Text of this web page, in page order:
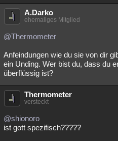
A.Darko
ehemaliges Mitglied
@Thermometer
Anfeindungen wie du sie von dir
ein Unding. Wer bist du, dass du
überflüssig ist?
Thermometer
versteckt
@shionoro
ist gott spezifisch?????